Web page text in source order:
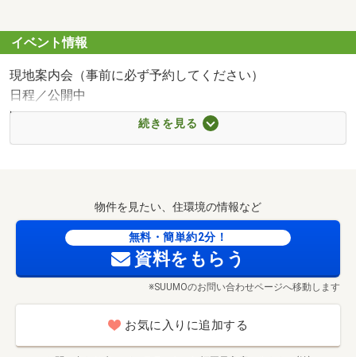
イベント情報
現地案内会（事前に必ず予約してください）
日程／公開中
時間／9:00～18:00
〇●〇ご見学・ご案内について〇●〇
またお客様のご指定場所（自宅・最寄り駅など）で
お待ち合わせをしてからのご案内も承っております。
（もちろん無料です）
※夜間のご見学も可能です。（要事前相談）
〇●〇お気軽にご相談ください〇●〇
続きを見る
物件を見たい、住環境の情報など
無料・簡単約2分！
資料をもらう
※SUUMOのお問い合わせページへ移動します
お気に入りに追加する